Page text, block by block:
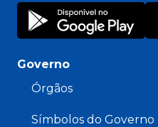
Governo
Órgãos
Símbolos do Governo